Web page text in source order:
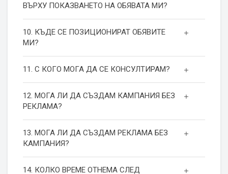
ВЪРХУ ПОКАЗВАНЕТО НА ОБЯВАТА МИ?
10. КЪДЕ СЕ ПОЗИЦИОНИРАТ ОБЯВИТЕ
МИ?
11. С КОГО МОГА ДА СЕ КОНСУЛТИРАМ?
12. МОГА ЛИ ДА СЪЗДАМ КАМПАНИЯ БЕЗ
РЕКЛАМА?
13. МОГА ЛИ ДА СЪЗДАМ РЕКЛАМА БЕЗ
КАМПАНИЯ?
14. КОЛКО ВРЕМЕ ОТНЕМА СЛЕД